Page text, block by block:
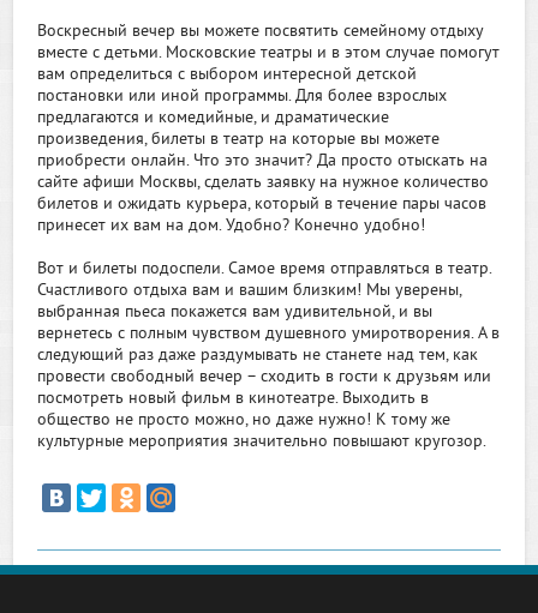
Воскресный вечер вы можете посвятить семейному отдыху
вместе с детьми. Московские театры и в этом случае помогут
вам определиться с выбором интересной детской
постановки или иной программы. Для более взрослых
предлагаются и комедийные, и драматические
произведения, билеты в театр на которые вы можете
приобрести онлайн. Что это значит? Да просто отыскать на
сайте афиши Москвы, сделать заявку на нужное количество
билетов и ожидать курьера, который в течение пары часов
принесет их вам на дом. Удобно? Конечно удобно!
Вот и билеты подоспели. Самое время отправляться в театр.
Счастливого отдыха вам и вашим близким! Мы уверены,
выбранная пьеса покажется вам удивительной, и вы
вернетесь с полным чувством душевного умиротворения. А в
следующий раз даже раздумывать не станете над тем, как
провести свободный вечер – сходить в гости к друзьям или
посмотреть новый фильм в кинотеатре. Выходить в
общество не просто можно, но даже нужно! К тому же
культурные мероприятия значительно повышают кругозор.